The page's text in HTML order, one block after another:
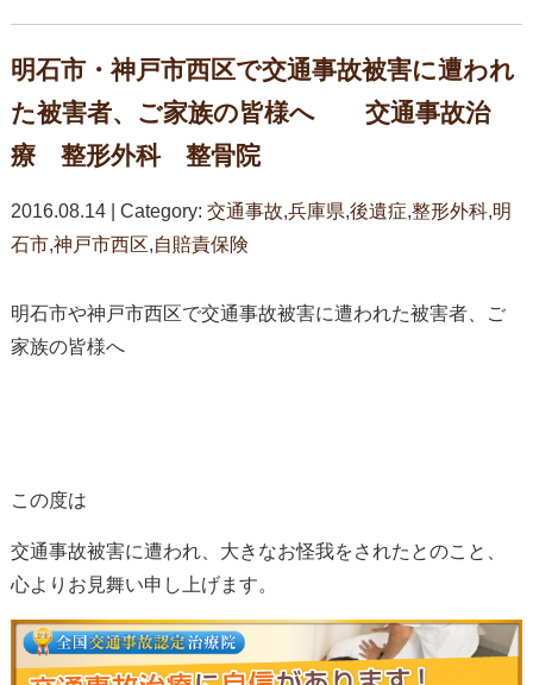
明石市・神戸市西区で交通事故被害に遭われ
た被害者、ご家族の皆様へ 交通事故治
療 整形外科 整骨院
2016.08.14 | Category: 交通事故,兵庫県,後遺症,整形外科,明
石市,神戸市西区,自賠責保険
明石市や神戸市西区で交通事故被害に遭われた被害者、ご
家族の皆様へ
この度は
交通事故被害に遭われ、大きなお怪我をされたとのこと、
心よりお見舞い申し上げます。